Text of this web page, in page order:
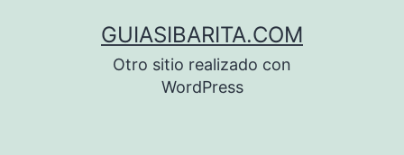
GUIASIBARITA.COM
Otro sitio realizado con
WordPress